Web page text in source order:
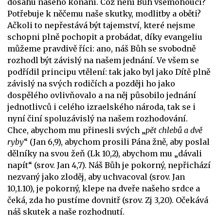
Potřebuje k něčemu naše skutky, modlitby a oběti?
Ačkoli to nepřestává být tajemství, které nejsme
schopni plně pochopit a probádat, díky evangeliu
můžeme pravdivě říci: ano, náš Bůh se svobodně
rozhodl být závislý na našem jednání. Ve všem se
podřídil principu vtělení: tak jako byl jako Dítě plně
závislý na svých rodičích a později ho jako
dospělého ovlivňovalo a na něj působilo jednání
jednotlivců i celého izraelského národa, tak se i
nyní činí spoluzávislý na našem rozhodování.
Chce, abychom mu přinesli svých „pět chlebů a dvě
ryby“ (Jan 6,9), abychom prosili Pána žně, aby poslal
dělníky na svou žeň (Lk 10,2), abychom mu „dávali
napít“ (srov. Jan 4,7). Náš Bůh je pokorný, nepřichází
nezvaný jako zloděj, aby uchvacoval (srov. Jan
10,1.10), je pokorný, klepe na dveře našeho srdce a
čeká, zda ho pustíme dovnitř (srov. Zj 3,20). Očekává
náš skutek a naše rozhodnutí.